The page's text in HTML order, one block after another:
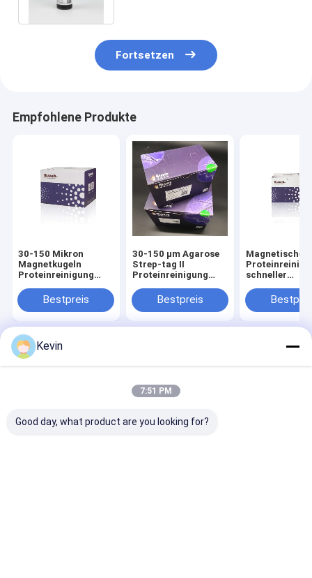
Fortsetzen
Empfohlene Produkte
30-150 Mikron
Magnetkugeln
Proteinreinigung
Bestpreis
30-150 μm Agarose
Strep-tag II
Proteinreinigung
Volumenverhältnis
Bestpreis
Magnetische
schneller
Reaktion und
Heparindichte
Startseite
Sitemap
Privacy Policy
Silikon-magnetische PerlenChina Fabrik.Copyright © 2026
BEAVER Biomedical Engineering Co., LTD.. All Rights Reserved.
Kevin
7:51 PM
Good day, what product are you looking for?